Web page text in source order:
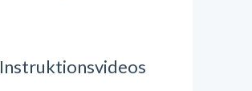
Instruktionsvideos